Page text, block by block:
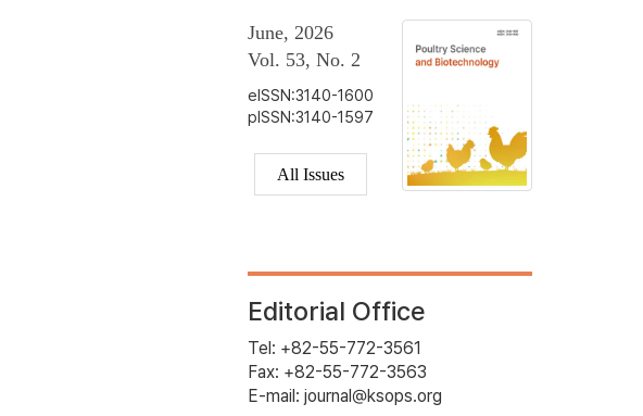
June, 2026
Vol. 53, No. 2
eISSN:3140-1600
pISSN:3140-1597
All Issues
Editorial Office
Tel: +82-55-772-3561
Fax: +82-55-772-3563
E-mail: journal@ksops.org